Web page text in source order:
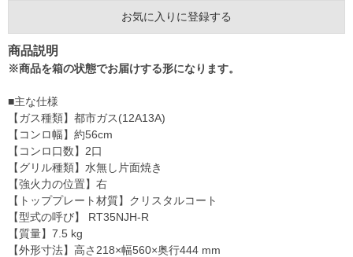
お気に入りに登録する
商品説明
※商品を箱の状態でお届けする形になります。
■主な仕様
【ガス種類】都市ガス(12A13A)
【コンロ幅】約56cm
【コンロ口数】2口
【グリル種類】水無し片面焼き
【強火力の位置】右
【トッププレート材質】クリスタルコート
【型式の呼び】 RT35NJH-R
【質量】7.5 kg
【外形寸法】高さ218×幅560×奥行444 mm